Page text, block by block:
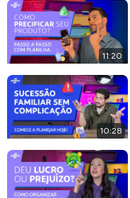
11:20
10:28